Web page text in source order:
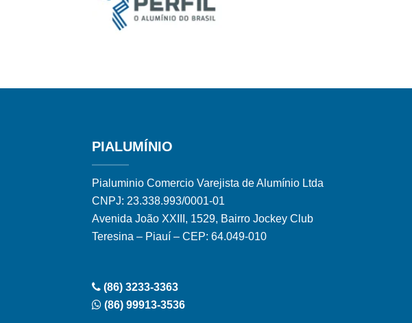
PIALUMÍNIO
Pialuminio Comercio Varejista de Alumínio Ltda
CNPJ: 23.338.993/0001-01
Avenida João XXIII, 1529, Bairro Jockey Club
Teresina – Piauí – CEP: 64.049-010
(86) 3233-3363
(86) 99913-3536